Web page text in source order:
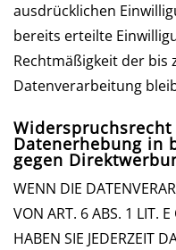
ausdrücklichen
bereits erteilte
Rechtmäßigkeit der
Datenverarbeitung
Widerspruchsrecht
Datenerhebung in
gegen
WENN DIE
VON ART. 6 ABS. 1 LIT.
HABEN SIE JEDERZEIT